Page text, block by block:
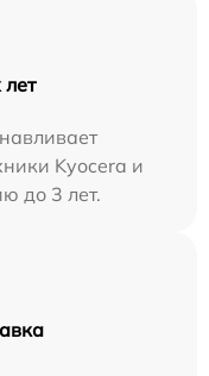
Kyocera и
до 3 лет.